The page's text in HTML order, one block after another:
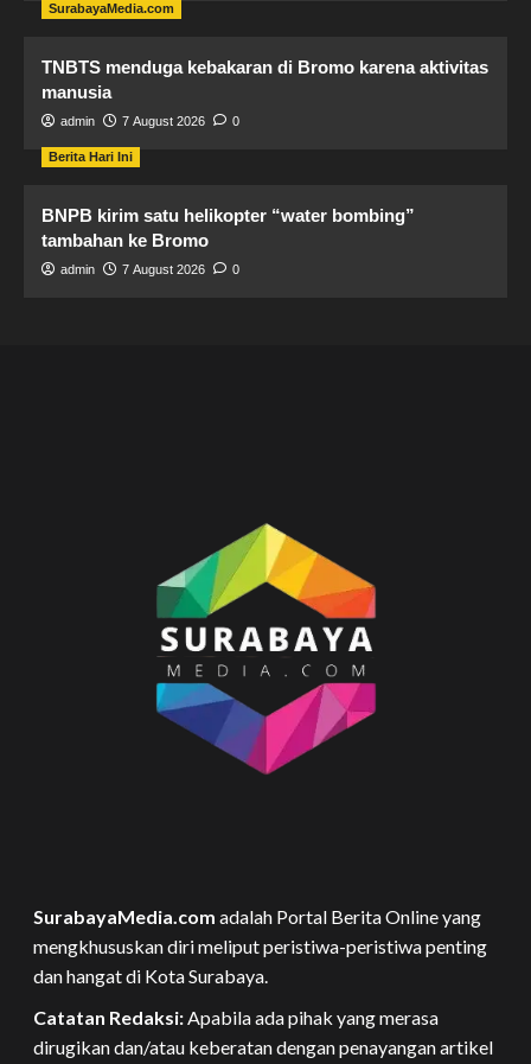
SurabayaMedia.com
TNBTS menduga kebakaran di Bromo karena aktivitas
manusia
admin 7 August 2026 0
Berita Hari Ini
BNPB kirim satu helikopter “water bombing”
tambahan ke Bromo
admin 7 August 2026 0
SurabayaMedia.com adalah Portal Berita Online yang
mengkhususkan diri meliput peristiwa-peristiwa penting
dan hangat di Kota Surabaya.
Catatan Redaksi:Apabila ada pihak yang merasa
dirugikan dan/atau keberatan dengan penayangan artikel